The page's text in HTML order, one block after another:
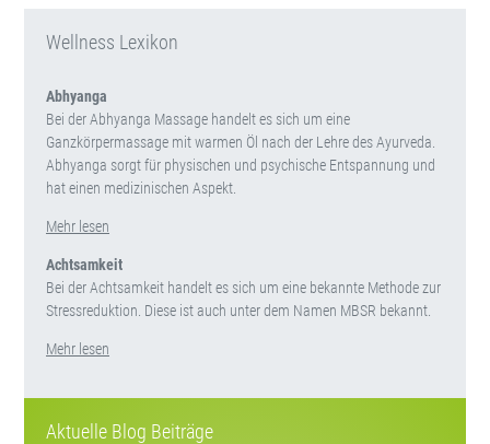
Wellness Lexikon
Abhyanga
Bei der Abhyanga Massage handelt es sich um eine
Ganzkörpermassage mit warmen Öl nach der Lehre des Ayurveda.
Abhyanga sorgt für physischen und psychische Entspannung und
hat einen medizinischen Aspekt.
Mehr lesen
Achtsamkeit
Bei der Achtsamkeit handelt es sich um eine bekannte Methode zur
Stressreduktion. Diese ist auch unter dem Namen MBSR bekannt.
Mehr lesen
Aktuelle Blog Beiträge